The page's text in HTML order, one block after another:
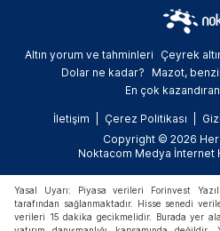
Altın yorum ve tahminleri Çeyrek
Dolar ne kadar?
Mazot,
En çok
İletişim Çerez Politikası
Copyright © 2026 Her
Noktacom Medya İnternet
Yasal Uyarı: Piyasa verileri Forinvest
tarafından sağlanmaktadır. Hisse senedi
verileri 15 dakika gecikmelidir. Burada yer